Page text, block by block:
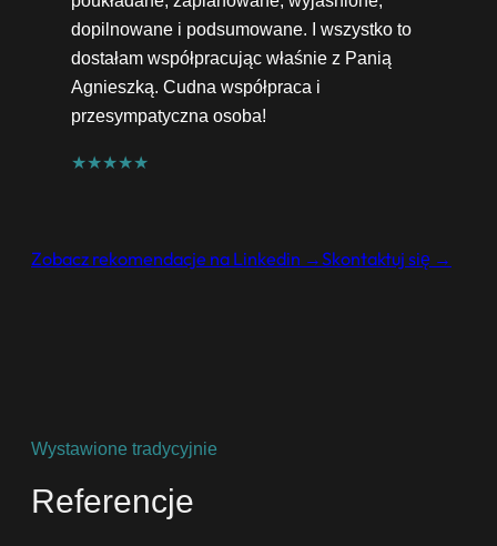
dopilnowane i podsumowane. I wszystko to
dostałam współpracując właśnie z Panią
Agnieszką. Cudna współpraca i
przesympatyczna osoba!
★★★★★
Zobacz rekomendacje na Linkedin →Skontaktuj się →
Wystawione tradycyjnie
Referencje